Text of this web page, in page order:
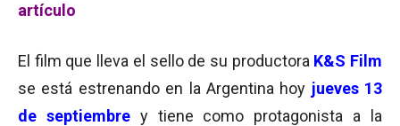
artículo
El film que lleva el sello de su productora K&S Film
se está estrenando en la Argentina hoy jueves 13
de septiembrey tiene como protagonista a la